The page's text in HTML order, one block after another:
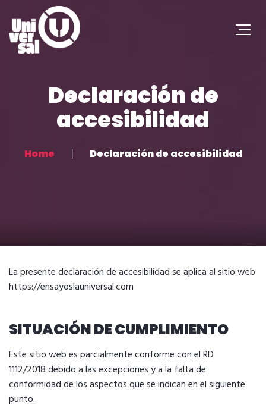
Declaración de
accesibilidad
Home Declaración de accesibilidad
La presente declaración de accesibilidad se aplica al sitio web
https://ensayoslauniversal.com
SITUACIÓN DE CUMPLIMIENTO
Este sitio web es parcialmente conforme con el RD
1112/2018 debido a las excepciones y a la falta de
conformidad de los aspectos que se indican en el siguiente
punto.